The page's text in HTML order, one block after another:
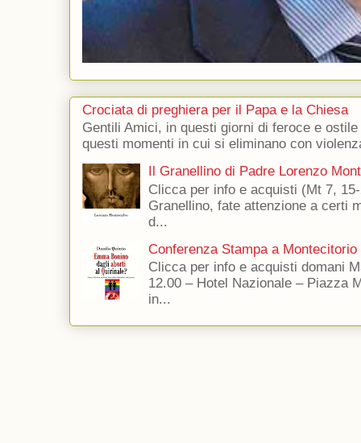
Crociata di preghiera per il Papa e la Chiesa
Gentili Amici, in questi giorni di feroce e
questi momenti in cui si eliminano con
Il Granellino di Padre Lorenzo
Clicca per info e acquisti (Mt 7,
Granellino, fate attenzione a certi
d...
Conferenza Stampa a Montecitorio
Clicca per info e acquisti domani
12.00 – Hotel Nazionale – Piazza
in...